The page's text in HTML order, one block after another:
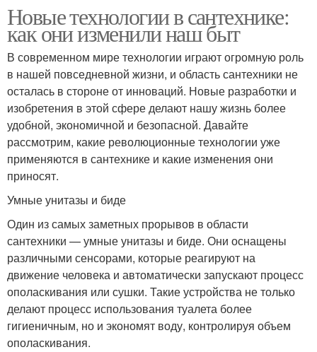
Новые технологии в сантехнике:
как они изменили наш быт
В современном мире технологии играют огромную роль
в нашей повседневной жизни, и область сантехники не
осталась в стороне от инноваций. Новые разработки и
изобретения в этой сфере делают нашу жизнь более
удобной, экономичной и безопасной. Давайте
рассмотрим, какие революционные технологии уже
применяются в сантехнике и какие изменения они
приносят.
Умные унитазы и биде
Один из самых заметных прорывов в области
сантехники — умные унитазы и биде. Они оснащены
различными сенсорами, которые реагируют на
движение человека и автоматически запускают процесс
ополаскивания или сушки. Такие устройства не только
делают процесс использования туалета более
гигиеничным, но и экономят воду, контролируя объем
ополаскивания.